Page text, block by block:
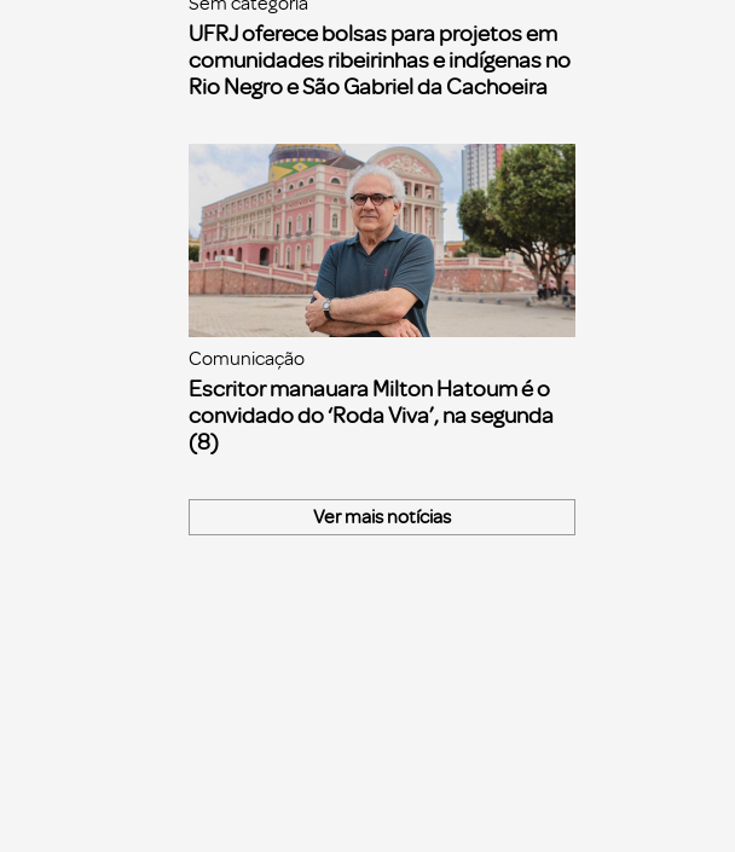
UFRJ oferece bolsas para projetos em
comunidades ribeirinhas e indígenas no
Rio Negro e São Gabriel da Cachoeira
Comunicação
Escritor manauara Milton Hatoum é o
convidado do ‘Roda Viva’, na segunda
(8)
Ver mais notícias